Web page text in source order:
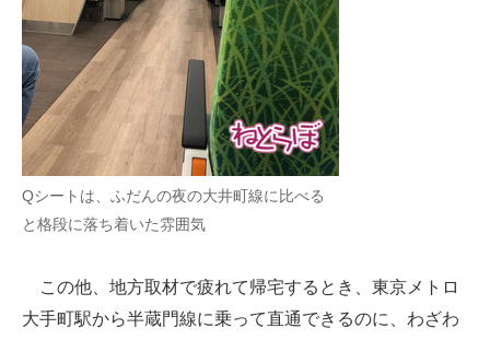
Qシートは、ふだんの夜の大井町線に比べる
と格段に落ち着いた雰囲気
この他、地方取材で疲れて帰宅するとき、東京メトロ
大手町駅から半蔵門線に乗って直通できるのに、わざわ